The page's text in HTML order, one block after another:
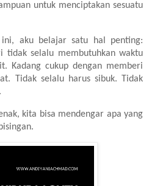
untuk menciptakan sesuatu
ini, aku belajar satu hal penting:
tidak selalu membutuhkan waktu
Kadang cukup dengan memberi
Tidak selalu harus sibuk. Tidak
kita bisa mendengar apa yang